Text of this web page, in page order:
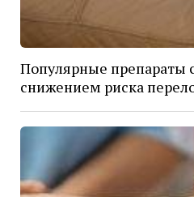
Популярные препараты
снижением риска